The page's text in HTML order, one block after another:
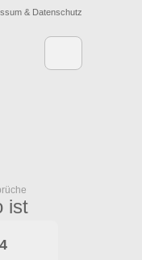
& Datenschutz
ist